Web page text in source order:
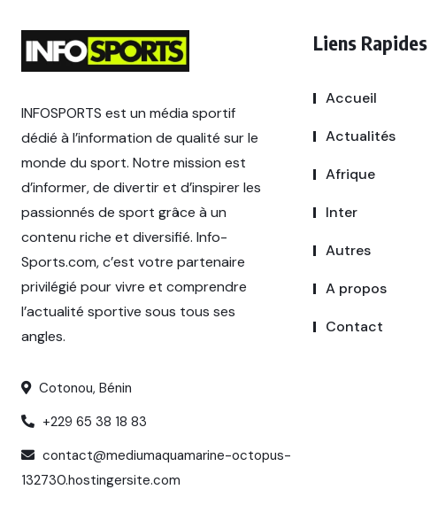
INFOSPORTS est un média sportif
dédié à l’information de qualité sur le
monde du sport. Notre mission est
d’informer, de divertir et d’inspirer les
passionnés de sport grâce à un
contenu riche et diversifié. Info-
Sports.com, c’est votre partenaire
privilégié pour vivre et comprendre
l’actualité sportive sous tous ses
angles.
Cotonou, Bénin
+229 65 38 18 83
contact@mediumaquamarine-octopus-
132730.hostingersite.com
Liens Rapides
Accueil
Actualités
Afrique
Inter
Autres
A propos
Contact